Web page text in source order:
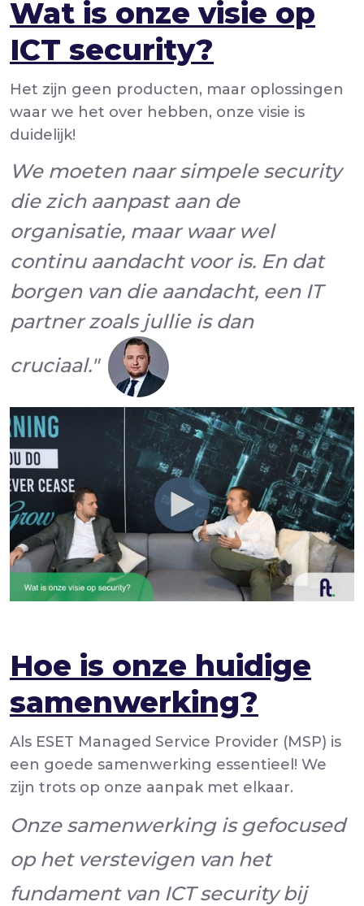
Wat is onze visie op
ICT security?
Het zijn geen producten, maar oplossingen
waar we het over hebben, onze visie is
duidelijk!
We moeten naar simpele security
die zich aanpast aan de
organisatie, maar waar wel
continu aandacht voor is. En dat
borgen van die aandacht, een IT
partner zoals jullie is dan
cruciaal."
Hoe is onze huidige
samenwerking?
Als ESET Managed Service Provider (MSP) is
een goede samenwerking essentieel! We
zijn trots op onze aanpak met elkaar.
Onze samenwerking is gefocused
op het verstevigen van het
fundament van ICT security bij